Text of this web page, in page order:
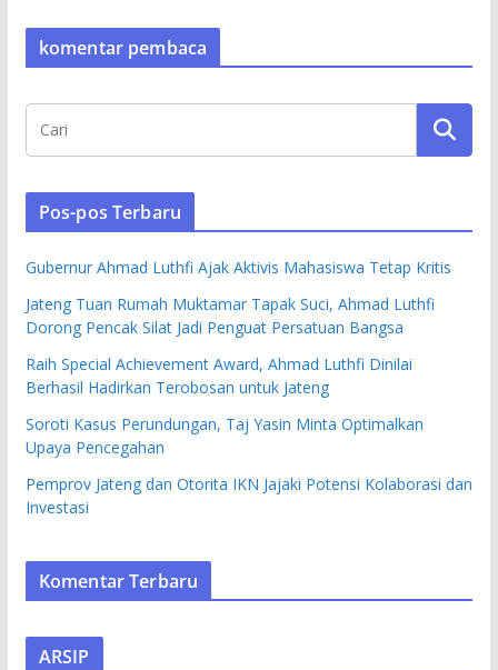
komentar pembaca
Pos-pos Terbaru
Gubernur Ahmad Luthfi Ajak Aktivis Mahasiswa Tetap Kritis
Jateng Tuan Rumah Muktamar Tapak Suci, Ahmad Luthfi
Dorong Pencak Silat Jadi Penguat Persatuan Bangsa
Raih Special Achievement Award, Ahmad Luthfi Dinilai
Berhasil Hadirkan Terobosan untuk Jateng
Soroti Kasus Perundungan, Taj Yasin Minta Optimalkan
Upaya Pencegahan
Pemprov Jateng dan Otorita IKN Jajaki Potensi Kolaborasi dan
Investasi
Komentar Terbaru
ARSIP